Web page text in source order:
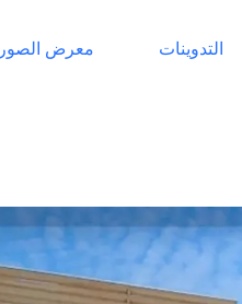
التدوينات معرض الصور